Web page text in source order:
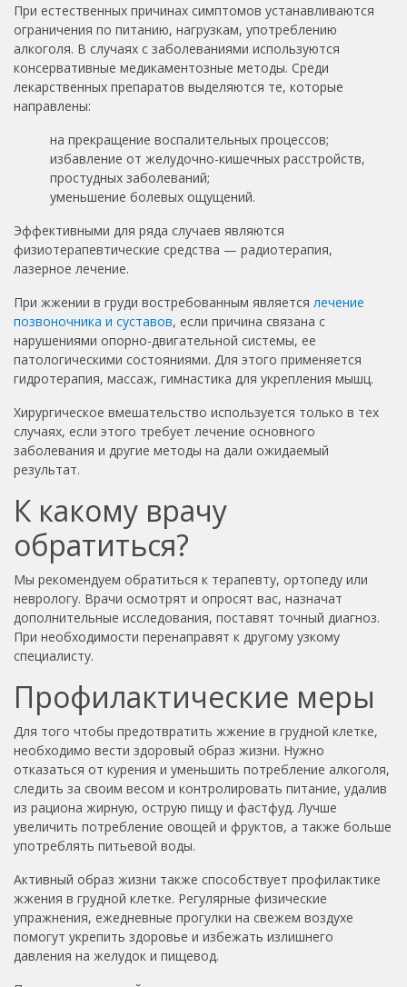
При естественных причинах симптомов устанавливаются
ограничения по питанию, нагрузкам, употреблению
алкоголя. В случаях с заболеваниями используются
консервативные медикаментозные методы. Среди
лекарственных препаратов выделяются те, которые
направлены:
на прекращение воспалительных процессов;
избавление от желудочно-кишечных расстройств,
простудных заболеваний;
уменьшение болевых ощущений.
Эффективными для ряда случаев являются
физиотерапевтические средства — радиотерапия,
лазерное лечение.
При жжении в груди востребованным является лечение
позвоночника и суставов, если причина связана с
нарушениями опорно-двигательной системы, ее
патологическими состояниями. Для этого применяется
гидротерапия, массаж, гимнастика для укрепления мышц.
Хирургическое вмешательство используется только в тех
случаях, если этого требует лечение основного
заболевания и другие методы на дали ожидаемый
результат.
К какому врачу
обратиться?
Мы рекомендуем обратиться к терапевту, ортопеду или
неврологу. Врачи осмотрят и опросят вас, назначат
дополнительные исследования, поставят точный диагноз.
При необходимости перенаправят к другому узкому
специалисту.
Профилактические меры
Для того чтобы предотвратить жжение в грудной клетке,
необходимо вести здоровый образ жизни. Нужно
отказаться от курения и уменьшить потребление алкоголя,
следить за своим весом и контролировать питание, удалив
из рациона жирную, острую пищу и фастфуд. Лучше
увеличить потребление овощей и фруктов, а также больше
употреблять питьевой воды.
Активный образ жизни также способствует профилактике
жжения в грудной клетке. Регулярные физические
упражнения, ежедневные прогулки на свежем воздухе
помогут укрепить здоровье и избежать излишнего
давления на желудок и пищевод.